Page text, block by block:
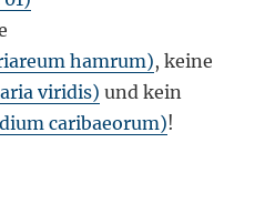
hamrum), keine
viridis) und kein
caribaeorum)!